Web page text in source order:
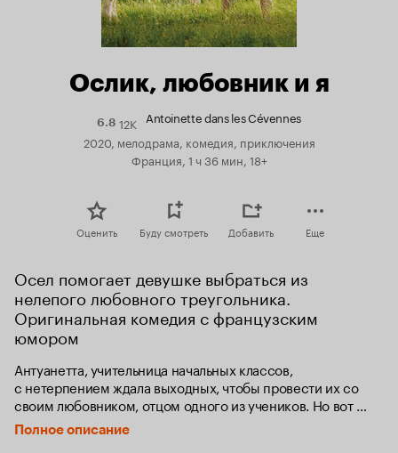
Ослик, любовник и я
6.8Рейтинг
Кинопоиска
6.8
12K Antoinette dans les Cévennes
2020, мелодрама, комедия, приключения
Франция, 1 ч 36 мин, 18+
Оценить Буду смотреть Добавить Еще
Осел помогает девушке выбраться из
нелепого любовного треугольника.
Оригинальная комедия с французским
юмором
Антуанетта, учительница начальных классов,
с нетерпением ждала выходных, чтобы провести их со
своим любовником, отцом одного из учеников. Но вот
незадача. У любовника оказалась жена, которая решила
отправиться в путешествие по югу Франции как раз в эти
Полное описание